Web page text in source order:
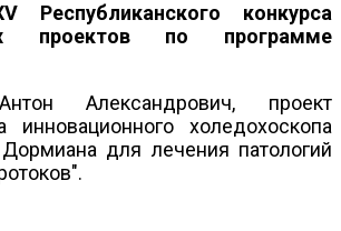
Республиканского конкурса
проектов по программе
Александрович, проект
инновационного холедохоскопа
для лечения патологий